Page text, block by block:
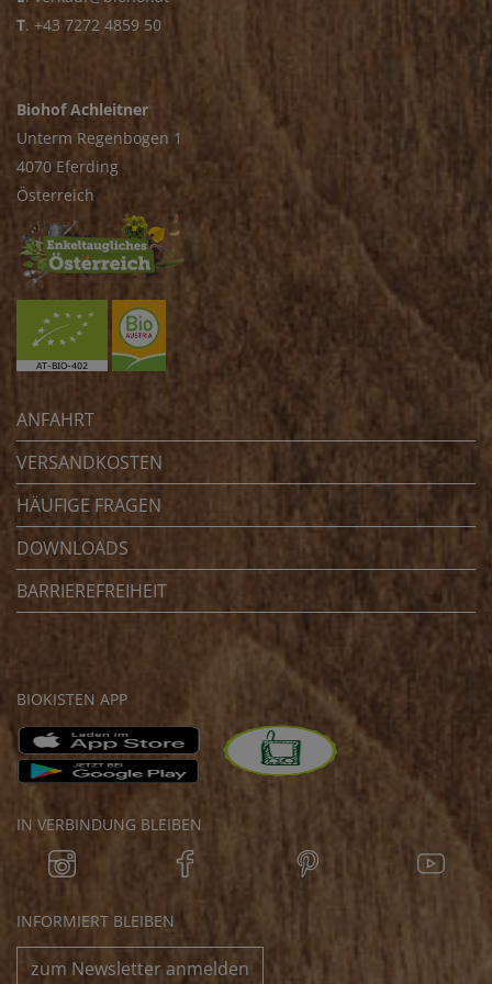
T. +43 7272 4859 50
Biohof Achleitner
Unterm Regenbogen 1
4070 Eferding
Österreich
ANFAHRT
VERSANDKOSTEN
HÄUFIGE FRAGEN
DOWNLOADS
BARRIEREFREIHEIT
BIOKISTEN APP
IN VERBINDUNG BLEIBEN
INFORMIERT BLEIBEN
zum Newsletter anmelden